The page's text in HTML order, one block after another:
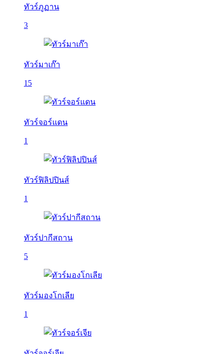
ทัวร์ภูฏาน
3
ทัวร์มาเก๊า
15
ทัวร์จอร์แดน
1
ทัวร์ฟิลิปปินส์
1
ทัวร์ปากีสถาน
5
ทัวร์มองโกเลีย
1